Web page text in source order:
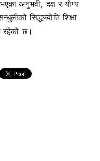
अनुभवी, दक्ष र योग्य
सिद्धज्योति शिक्षा
रहेको छ।